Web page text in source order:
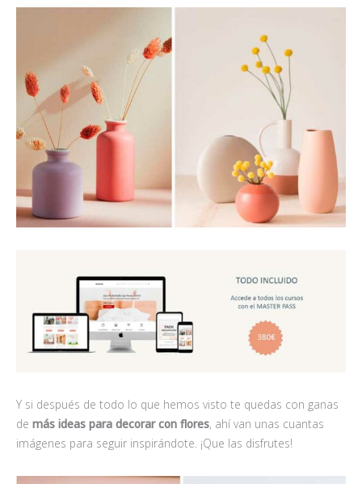
Y si después de todo lo que hemos visto te quedas con ganas
de más ideas para decorar con flores, ahí van unas cuantas
imágenes para seguir inspirándote. ¡Que las disfrutes!